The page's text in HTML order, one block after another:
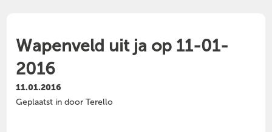
Wapenveld uit ja op 11-01-
2016
11.01.2016
Geplaatst in door Terello